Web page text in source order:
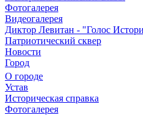
Фотогалерея
Видеогалерея
Диктор Левитан - "Голос
Патриотический сквер
Новости
Город
О городе
Устав
Историческая справка
Фотогалерея